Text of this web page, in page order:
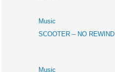
Music
SCOOTER – NO REWIND
Music